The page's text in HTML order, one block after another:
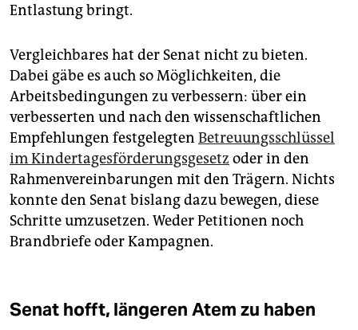
Entlastung bringt.
Vergleichbares hat der Senat nicht zu bieten.
Dabei gäbe es auch so Möglichkeiten, die
Arbeitsbedingungen zu verbessern: über ein
verbesserten und nach den wissenschaftlichen
Empfehlungen festgelegten Betreuungsschlüssel
im Kindertagesförderungsgesetz oder in den
Rahmenvereinbarungen mit den Trägern. Nichts
konnte den Senat bislang dazu bewegen, diese
Schritte umzusetzen. Weder Petitionen noch
Brandbriefe oder Kampagnen.
Senat hofft, längeren Atem zu haben